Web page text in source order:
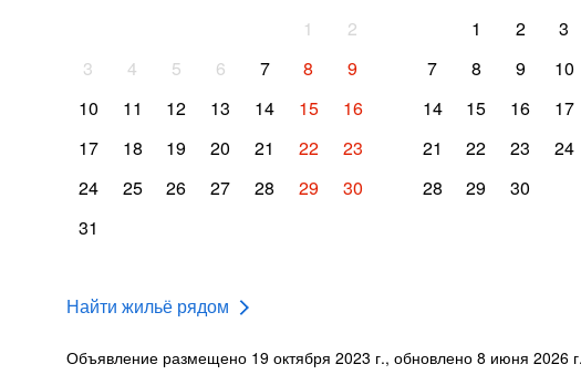
1
2
3
4 5 6 7 8
9
10
11 12 13 14 15
16
17
18 19 20 21 22
23
24
25 26 27 28 29
30
31
1 2 3
7
8 9 10
14
15 16 17
21
22 23 24
28
29 30
Найти жильё рядом
Объявление размещено 19 октября 2023 г., обновлено 8 июня 2026 г.